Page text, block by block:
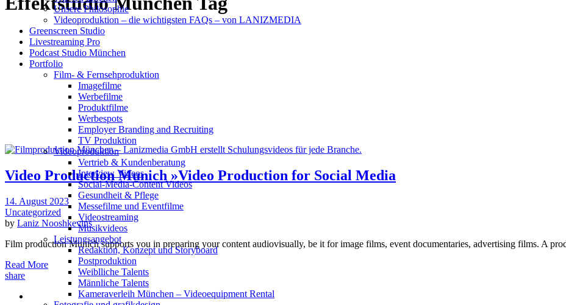
Unsere Philosophie
Videoproduktion – die wichtigsten FAQs – von LANIZMEDIA
Greenscreen Studio
Livestreaming Pro
Podcast Studio München
Portfolio
Film- & Fernsehproduktion
Imagefilme
Werbefilme
Produktfilme
Werbespots
Employer Branding and Recruiting
TV Produktion
Videoproduktion
Vertrieb & Kundenberatung
Interview Videos
Social-Media-Content Videos
Gesundheit & Pflege
Mes­se­filme und Eventfilme
Video­strea­ming
Musikvideos
Leis­tungs­an­ge­bot
Redak­ti­on, Kon­zept und Storyboard
Post­pro­duk­ti­on
Weiblliche Talents
Männliche Talents
Kameraverleih München – Videoequipment Rental
Video Production Munich »Video Production for Social Media
14. August 2023
Uncategorized
by Laniz Nooshkevins
Film production Munich supports you in preparing your content audiovisually, be it for image films, event documentaries, advertising films. A
Read More
share